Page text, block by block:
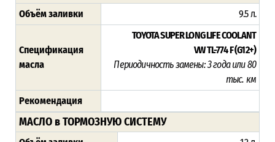
Объём заливки 9.5 л.
Спецификация
масла
TOYOTA SUPER LONG LIFE COOLANT
VW TL-774 F (G12+)
Периодичность замены: 3 года или 80
тыс. км
Рекомендация
МАСЛО в ТОРМОЗНУЮ СИСТЕМУ